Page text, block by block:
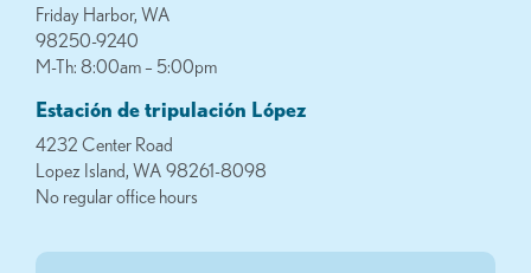
Friday Harbor, WA
98250-9240
M-Th: 8:00am – 5:00pm
Estación de tripulación López
4232 Center Road
Lopez Island, WA 98261-8098
No regular office hours